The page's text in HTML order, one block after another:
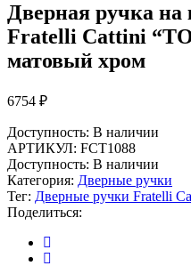
Дверная ручка на
Fratelli Cattini
матовый хром
6754 ₽
Доступность: В наличии
АРТИКУЛ: FCT1088
Доступность: В наличии
Категория: Дверные ручки
Тег: Дверные ручки Fratelli
Поделиться: